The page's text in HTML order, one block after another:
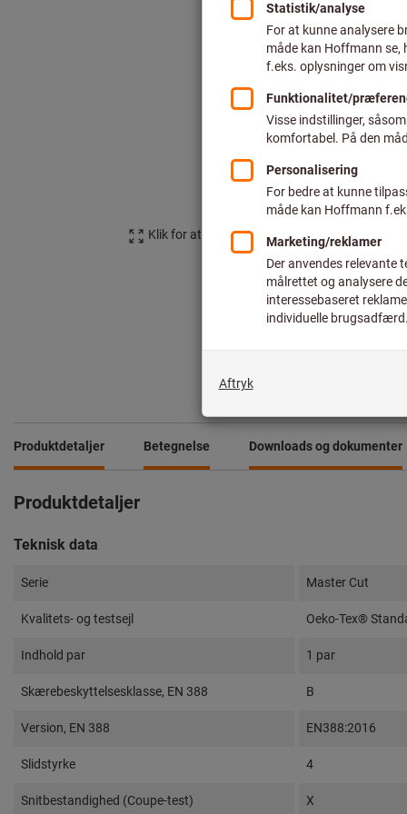
Klik for at forstørre billedet
Produktdetaljer Betegnelse Downloads og dokumenter
Produktdetaljer
Teknisk data
Serie Master Cut
Kvalitets- og testsejl Oeko-Tex®
Indhold par 1 par
Skærebeskyttelsesklasse, EN 388 B
Version, EN 388 EN388:2016
Slidstyrke 4
Snitbestandighed (Coupe-test) X